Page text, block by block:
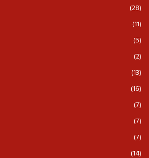
(28)
(11)
(5)
(2)
(13)
(16)
(7)
(7)
(7)
(14)